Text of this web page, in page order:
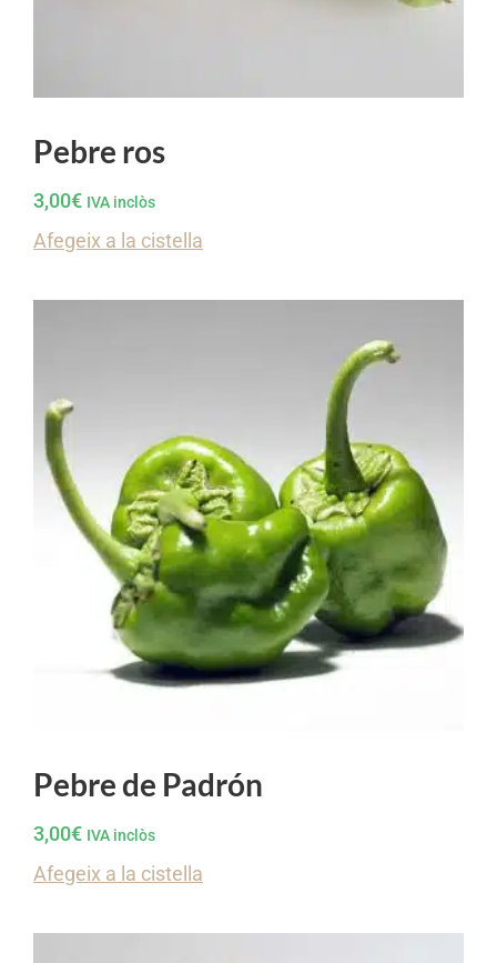
Pebre ros
3,00€ IVA inclòs
Afegeix a la cistella
Pebre de Padrón
3,00€ IVA inclòs
Afegeix a la cistella